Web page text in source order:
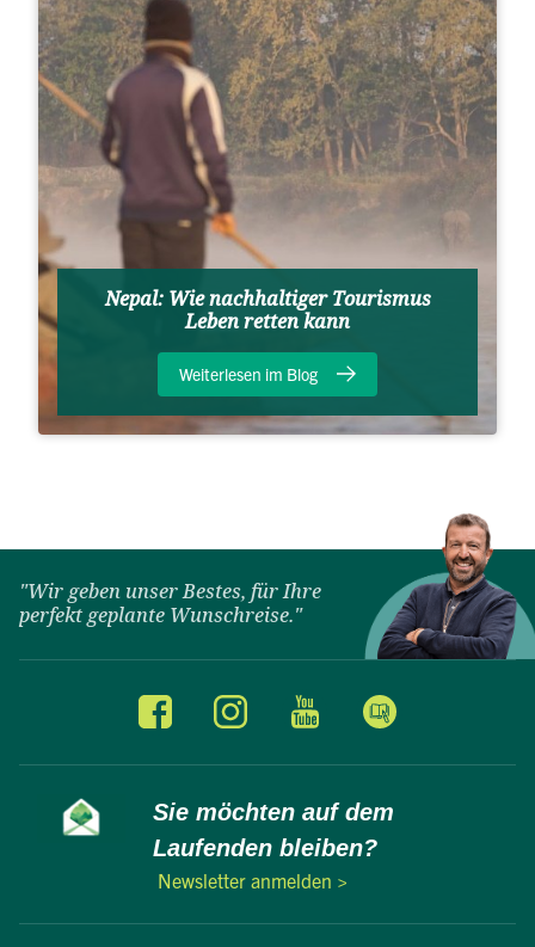
Nepal: Wie nachhaltiger Tourismus
Leben retten kann
Weiterlesen im Blog
"Wir geben unser Bestes, für Ihre
perfekt geplante Wunschreise."
Sie möchten auf dem
Laufenden bleiben?
Newsletter anmelden >